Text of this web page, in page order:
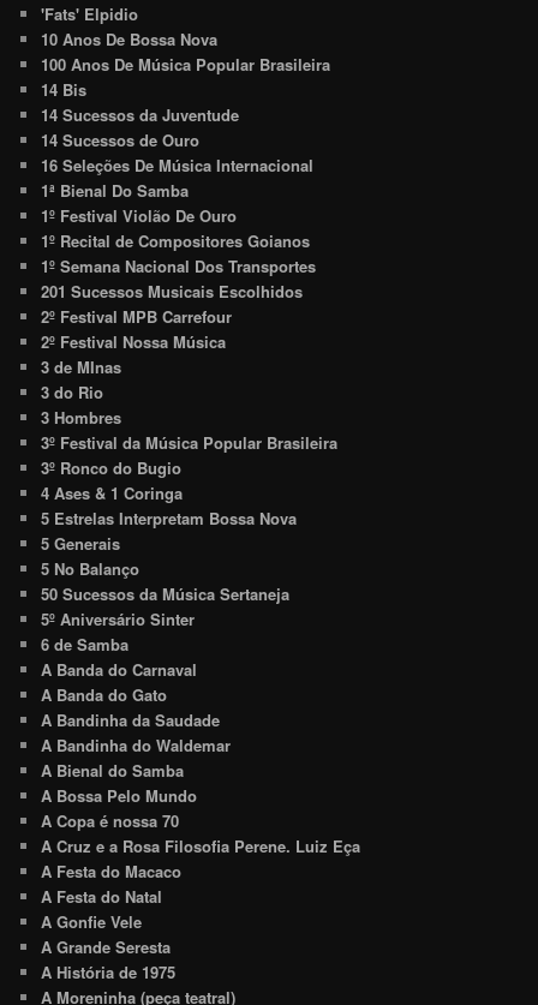
'Fats' Elpidio
10 Anos De Bossa Nova
100 Anos De Música Popular Brasileira
14 Bis
14 Sucessos da Juventude
14 Sucessos de Ouro
16 Seleções De Música Internacional
1ª Bienal Do Samba
1º Festival Violão De Ouro
1º Recital de Compositores Goianos
1º Semana Nacional Dos Transportes
201 Sucessos Musicais Escolhidos
2º Festival MPB Carrefour
2º Festival Nossa Música
3 de MInas
3 do Rio
3 Hombres
3º Festival da Música Popular Brasileira
3º Ronco do Bugio
4 Ases & 1 Coringa
5 Estrelas Interpretam Bossa Nova
5 Generais
5 No Balanço
50 Sucessos da Música Sertaneja
5º Aniversário Sinter
6 de Samba
A Banda do Carnaval
A Banda do Gato
A Bandinha da Saudade
A Bandinha do Waldemar
A Bienal do Samba
A Bossa Pelo Mundo
A Copa é nossa 70
A Cruz e a Rosa Filosofia Perene. Luiz Eça
A Festa do Macaco
A Festa do Natal
A Gonfie Vele
A Grande Seresta
A História de 1975
A Moreninha (peça teatral)